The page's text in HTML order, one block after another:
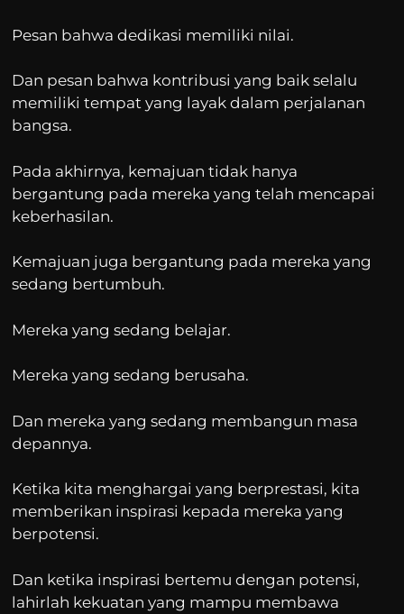
Pesan bahwa dedikasi memiliki nilai.
Dan pesan bahwa kontribusi yang baik selalu
memiliki tempat yang layak dalam perjalanan
bangsa.
Pada akhirnya, kemajuan tidak hanya
bergantung pada mereka yang telah mencapai
keberhasilan.
Kemajuan juga bergantung pada mereka yang
sedang bertumbuh.
Mereka yang sedang belajar.
Mereka yang sedang berusaha.
Dan mereka yang sedang membangun masa
depannya.
Ketika kita menghargai yang berprestasi, kita
memberikan inspirasi kepada mereka yang
berpotensi.
Dan ketika inspirasi bertemu dengan potensi,
lahirlah kekuatan yang mampu membawa